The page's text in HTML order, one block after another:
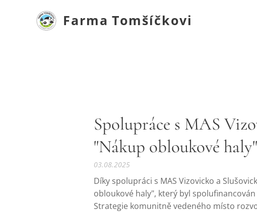
Farma Tomšíčkovi
Spolupráce s MAS
"Nákup obloukové haly"
03.08.2025
Díky spolupráci s MAS Vizovicko a
obloukové haly", který byl
Strategie komunitně vedeného místo